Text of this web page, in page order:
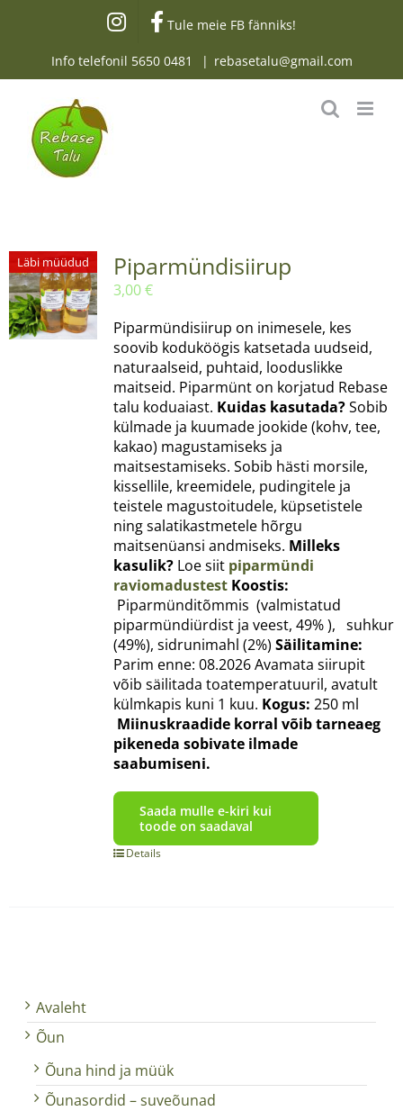
Tule meie FB fänniks!
Info telefonil 5650 0481 | rebasetalu@gmail.com
Läbi müüdud Piparmündisiirup
3,00€
Piparmündisiirup on inimesele, kes
soovib koduköögis katsetada uudseid,
naturaalseid, puhtaid, looduslikke
maitseid. Piparmünt on korjatud Rebase
talu koduaiast. Kuidas kasutada?Sobib
külmade ja kuumade jookide (kohv, tee,
kakao) magustamiseks ja
maitsestamiseks. Sobib hästi morsile,
kissellile, kreemidele, pudingitele ja
teistele magustoitudele, küpsetistele
ning salatikastmetele hõrgu
maitsenüansi andmiseks. Milleks
kasulik?Loe siit piparmündi
raviomadustest Koostis:
Piparmünditõmmis (valmistatud
piparmündiürdist ja veest, 49% ), suhkur
(49%), sidrunimahl (2%) Säilitamine:
Parim enne: 08.2026 Avamata siirupit
võib säilitada toatemperatuuril, avatult
külmkapis kuni 1 kuu. Kogus: 250 ml
Miinuskraadide korral võib tarneaeg
pikeneda sobivate ilmade
saabumiseni.
Saada mulle e-kiri kui
toode on saadaval
Details
Avaleht
Õun
Õuna hind ja müük
Õunasordid – suveõunad